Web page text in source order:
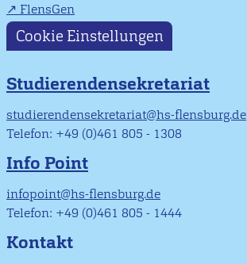
FlensGen
Cookie Einstellungen
Studierendensekretariat
studierendensekretariat@hs-flensburg.de
Telefon: +49 (0)461 805 - 1308
Info Point
infopoint@hs-flensburg.de
Telefon: +49 (0)461 805 - 1444
Kontakt